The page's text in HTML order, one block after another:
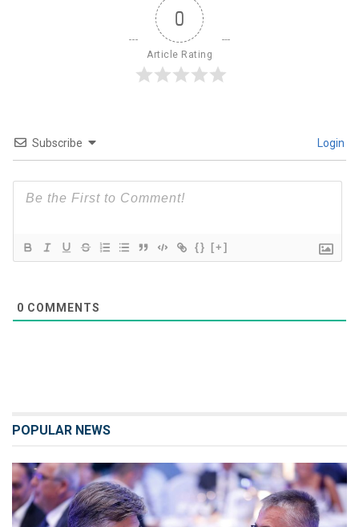
0
Article Rating
Subscribe Login
{} [+]
0 COMMENTS
POPULAR NEWS